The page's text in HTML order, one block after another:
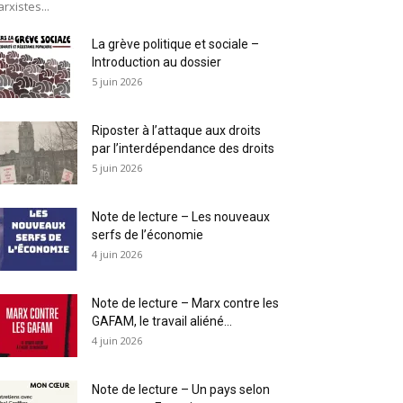
La grève politique et sociale –
Introduction au dossier
5 juin 2026
Riposter à l’attaque aux droits
par l’interdépendance des droits
5 juin 2026
Note de lecture – Les nouveaux
serfs de l’économie
4 juin 2026
Note de lecture – Marx contre les
GAFAM, le travail aliéné...
4 juin 2026
Note de lecture – Un pays selon